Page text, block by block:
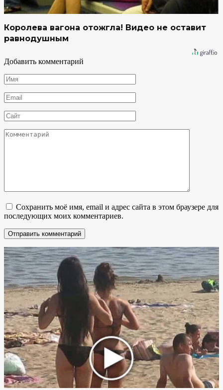
Королева вагона отожгла! Видео не оставит
равнодушным
Добавить комментарий
Имя
*
Email
*
Сайт
Комментарий
Сохранить моё имя, email и адрес сайта в этом браузере для
последующих моих комментариев.